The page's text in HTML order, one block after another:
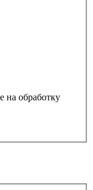
на обработку